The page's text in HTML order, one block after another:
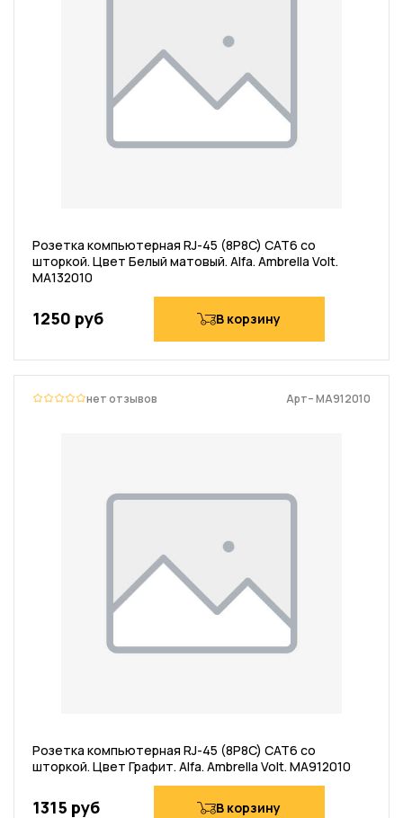
Розетка компьютерная RJ-45 (8P8C) CAT6 со
шторкой. Цвет Белый матовый. Alfa. Ambrella Volt.
MA132010
1250 руб В корзину
нет отзывов Арт– MA912010
Розетка компьютерная RJ-45 (8P8C) CAT6 со
шторкой. Цвет Графит. Alfa. Ambrella Volt. MA912010
1315 руб В корзину